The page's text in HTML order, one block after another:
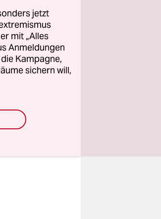
jetzt
mit „Alles
Anmeldungen
Kampagne,
sichern will,